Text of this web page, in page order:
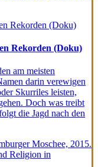
Rekorden (Doku)
am meisten
darin verewigen
Skurriles leisten,
Doch was treibt
die Jagd nach den